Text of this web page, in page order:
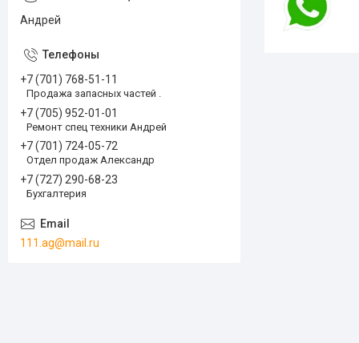
Андрей
+7 (701) 768-51-11
Продажа запасных частей .
+7 (705) 952-01-01
Ремонт спец техники Андрей
+7 (701) 724-05-72
Отдел продаж Александр
+7 (727) 290-68-23
Бухгалтерия
111.ag@mail.ru